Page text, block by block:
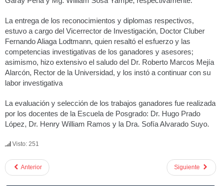
La entrega de los reconocimientos y diplomas respectivos,
estuvo a cargo del Vicerrector de Investigación, Doctor Cluber
Fernando Aliaga Lodtmann, quien resaltó el esfuerzo y las
competencias investigativas de los ganadores y asesores;
asimismo, hizo extensivo el saludo del Dr. Roberto Marcos Mejía
Alarcón, Rector de la Universidad, y los instó a continuar con su
labor investigativa
La evaluación y selección de los trabajos ganadores fue realizada
por los docentes de la Escuela de Posgrado: Dr. Hugo Prado
López, Dr. Henry William Ramos y la Dra. Sofía Alvarado Suyo.
Visto: 251
Anterior Siguiente